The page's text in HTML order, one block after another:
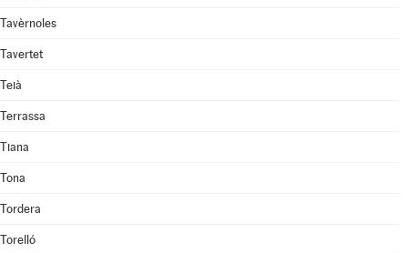
Tavèrnoles
Tavertet
Teià
Terrassa
Tiana
Tona
Tordera
Torelló